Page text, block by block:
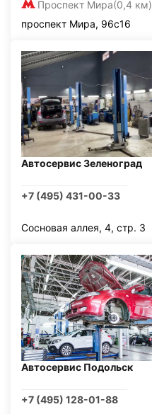
Проспект Мира(0,4 км)
проспект Мира, 96с16
Автосервис Зеленоград
+7 (495) 431-00-33
Сосновая аллея, 4, стр. 3
Автосервис Подольск
+7 (495) 128-01-88